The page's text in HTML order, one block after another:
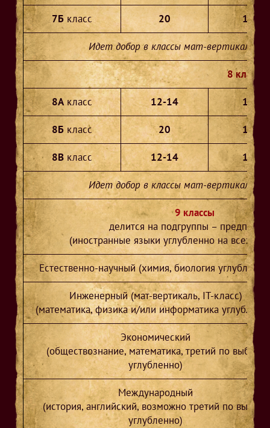
7Б класс 20 17
Идет добор в классы мат-вертикаль,
8 классы
8Акласс 12-14 14
8Б класс 20 19
8В класс 12-14 12
Идет добор в классы мат-вертикаль,
9 классы
делится на подгруппы –
(иностранные языки углубленно на всех
Естественно-научный (химия, биология
Инженерный (мат-вертикаль, IT-класс)
(математика, физика и/или информатика
Экономический
(обществознание, математика, третий по выбору
углубленно)
Международный
(история, английский, возможно третий по выбору
углубленно)